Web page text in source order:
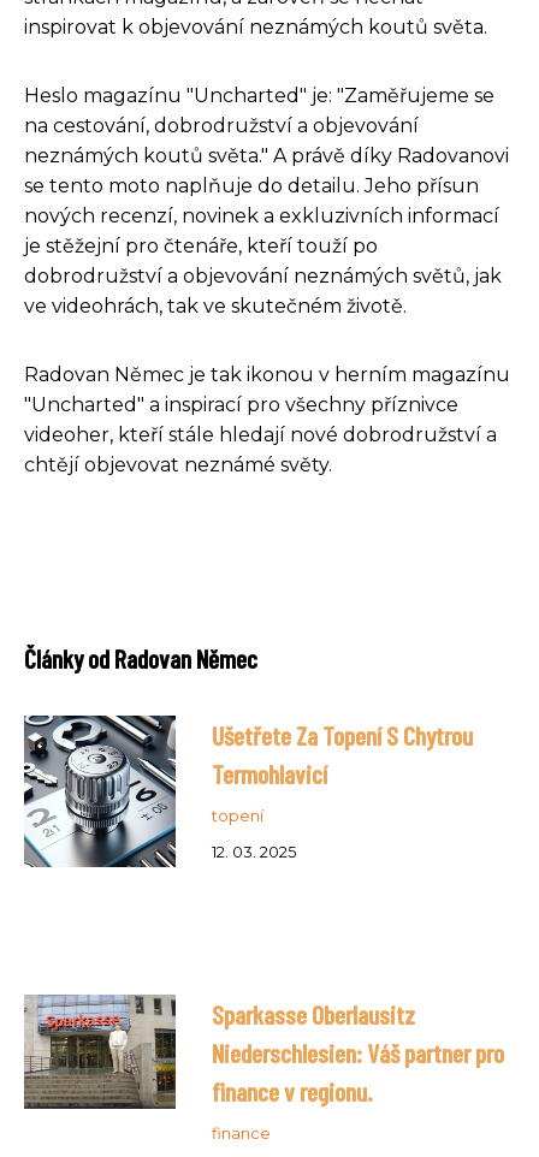
inspirovat k objevování neznámých koutů světa.
Heslo magazínu "Uncharted" je: "Zaměřujeme se
na cestování, dobrodružství a objevování
neznámých koutů světa." A právě díky Radovanovi
se tento moto naplňuje do detailu. Jeho přísun
nových recenzí, novinek a exkluzivních informací
je stěžejní pro čtenáře, kteří touží po
dobrodružství a objevování neznámých světů, jak
ve videohrách, tak ve skutečném životě.
Radovan Němec je tak ikonou v herním magazínu
"Uncharted" a inspirací pro všechny příznivce
videoher, kteří stále hledají nové dobrodružství a
chtějí objevovat neznámé světy.
Články od Radovan Němec
Ušetřete Za Topení S Chytrou
Termohlavicí
topení
12. 03. 2025
Sparkasse Oberlausitz
Niederschlesien: Váš partner pro
finance v regionu.
finance